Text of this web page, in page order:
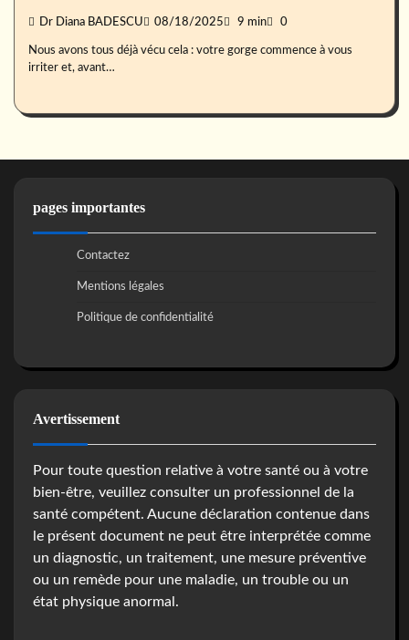
Dr Diana BADESCU 08/18/2025 9 min 0
Nous avons tous déjà vécu cela : votre gorge commence à vous
irriter et, avant…
pages importantes
Contactez
Mentions légales
Politique de confidentialité
Avertissement
Pour toute question relative à votre santé ou à votre
bien-être, veuillez consulter un professionnel de la
santé compétent. Aucune déclaration contenue dans
le présent document ne peut être interprétée comme
un diagnostic, un traitement, une mesure préventive
ou un remède pour une maladie, un trouble ou un
état physique anormal.